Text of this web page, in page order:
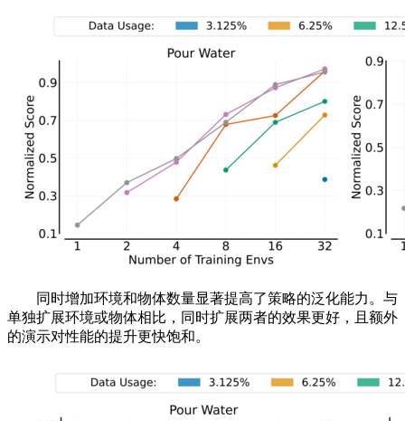
同时增加环境和物体数量显著提高了策略的泛化能力。与
单独扩展环境或物体相比，同时扩展两者的效果更好，且额外
的演示对性能的提升更快饱和。